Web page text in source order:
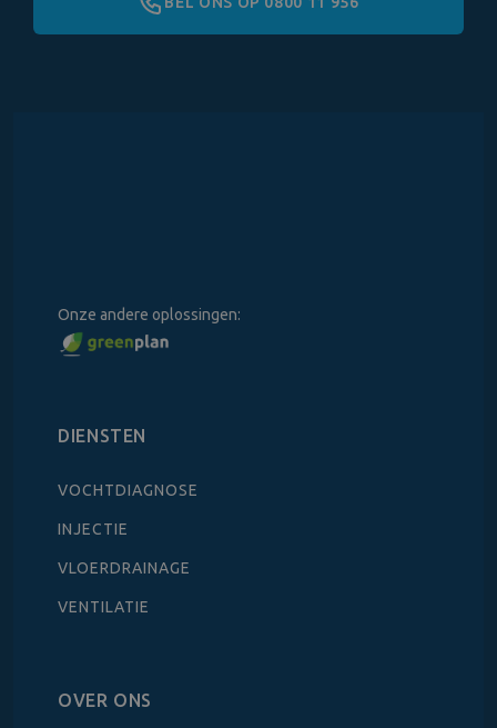
Onze andere oplossingen:
DIENSTEN
VOCHTDIAGNOSE
INJECTIE
VLOERDRAINAGE
VENTILATIE
OVER ONS